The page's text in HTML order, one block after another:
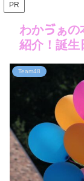
PR
わかゔぁの
紹介！誕生
Team48